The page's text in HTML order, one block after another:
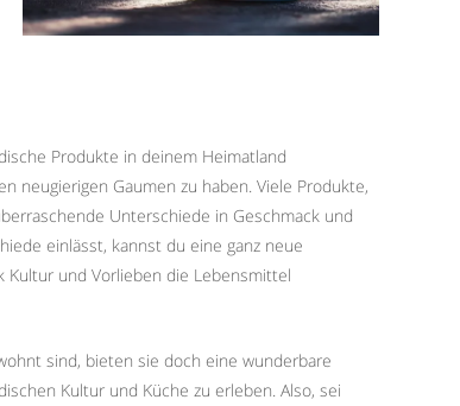
Produkte in deinem Heimatland
neugierigen Gaumen zu haben. Viele Produkte,
Unterschiede in Geschmack und
einlässt, kannst du eine ganz neue
und Vorlieben die Lebensmittel
sind, bieten sie doch eine wunderbare
Kultur und Küche zu erleben. Also, sei